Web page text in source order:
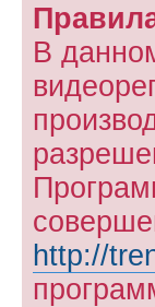
В
http://